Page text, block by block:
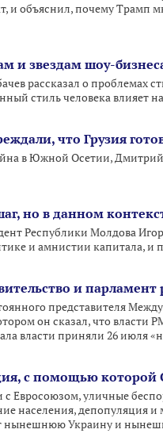
объяснил, почему Трамп
и звездам шоу-
рассказал о проблемах
стиль человека
что Грузия
в Южной Осетии,
но в данном
Республики Молдова
и амнистии капитала, и
и парламент
представителя
он сказал, что власти
власти приняли 26 июля
с помощью
Евросоюзом, уличные
населения, депопуляция
нынешнюю Украину и